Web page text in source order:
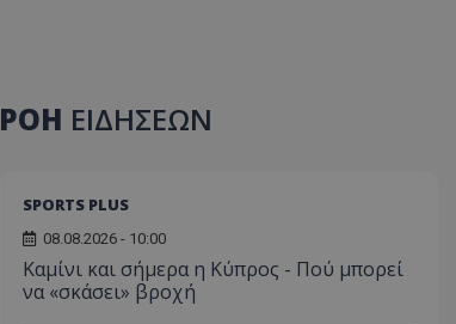
ΡΟΗ ΕΙΔΗΣΕΩΝ
SPORTS PLUS
08.08.2026 - 10:00
Καμίνι και σήμερα η Κύπρος - Πού μπορεί
να «σκάσει» βροχή